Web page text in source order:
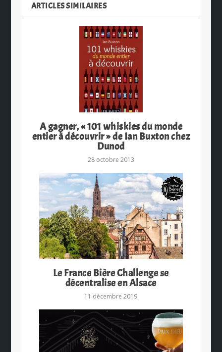
ARTICLES SIMILAIRES
A gagner, « 101 whiskies du monde
entier à découvrir » de Ian Buxton chez
Dunod
28 octobre 2013
Le France Bière Challenge se
décentralise en Alsace
11 décembre 2019